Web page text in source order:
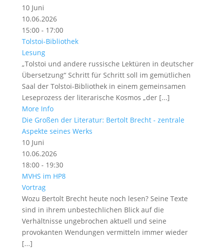
10 Juni
10.06.2026
15:00 - 17:00
Tolstoi-Bibliothek
Lesung
„Tolstoi und andere russische Lektüren in deutscher
Übersetzung“ Schritt für Schritt soll im gemütlichen
Saal der Tolstoi-Bibliothek in einem gemeinsamen
Leseprozess der literarische Kosmos „der [...]
More Info
Die Großen der Literatur: Bertolt Brecht - zentrale
Aspekte seines Werks
10 Juni
10.06.2026
18:00 - 19:30
MVHS im HP8
Vortrag
Wozu Bertolt Brecht heute noch lesen? Seine Texte
sind in ihrem unbestechlichen Blick auf die
Verhältnisse ungebrochen aktuell und seine
provokanten Wendungen vermitteln immer wieder
[...]